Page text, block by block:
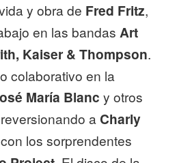
y obra de Fred Fritz,
en las bandas Art
Kaiser & Thompson.
colaborativo en la
María Blanc y otros
a Charly
los sorprendentes